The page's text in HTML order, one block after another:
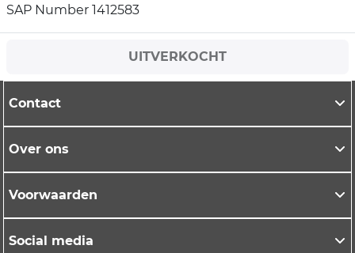
SAP Number 1412583
UITVERKOCHT
Contact
Over ons
Voorwaarden
Social media